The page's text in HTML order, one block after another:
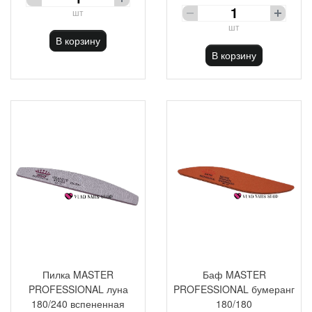
шт
В корзину
шт
В корзину
Пилка MASTER
PROFESSIONAL луна
180/240 вспененная
Баф MASTER
PROFESSIONAL бумеранг
180/180